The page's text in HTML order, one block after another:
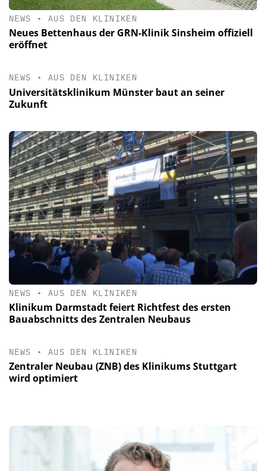
NEWS • AUS DEN KLINIKEN
Neues Bettenhaus der GRN-Klinik Sinsheim offiziell
eröffnet
NEWS • AUS DEN KLINIKEN
Universitätsklinikum Münster baut an seiner
Zukunft
NEWS • AUS DEN KLINIKEN
Klinikum Darmstadt feiert Richtfest des ersten
Bauabschnitts des Zentralen Neubaus
NEWS • AUS DEN KLINIKEN
Zentraler Neubau (ZNB) des Klinikums Stuttgart
wird optimiert